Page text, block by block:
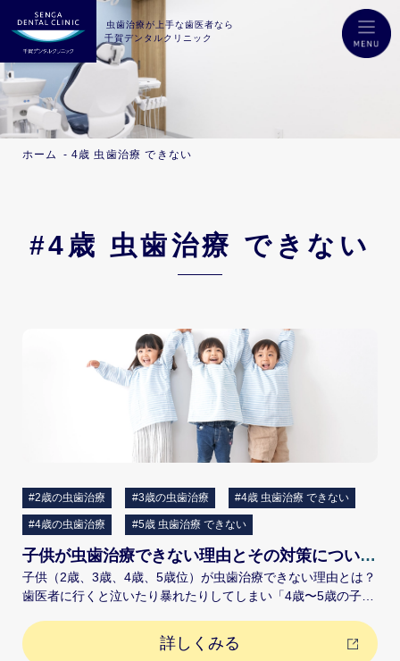
虫歯治療が上手な歯医者なら
千賀デンタルクリニック
ホーム 4歳 虫歯治療 できない
#4歳 虫歯治療 できない
#2歳の虫歯治療 #3歳の虫歯治療 #4歳 虫歯治療 できない
#4歳の虫歯治療 #5歳 虫歯治療 できない
子供が虫歯治療できない理由とその対策について解説
子供（2歳、3歳、4歳、5歳位）が虫歯治療できない理由とは？
歯医者に行くと泣いたり暴れたりしてしまい「4歳〜5歳の子が
す。 歯医者に来院されるお子様の多くは、不安や緊張でいっぱ
いです。そんな中、いきなり治療を始めてしまうとお子様に過
詳しくみる